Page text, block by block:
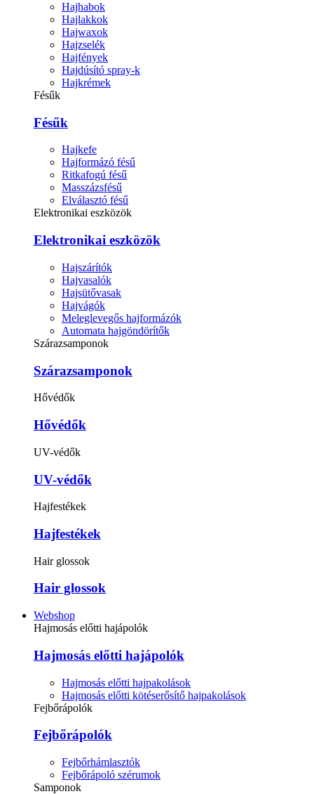
Hajhabok
Hajlakkok
Hajwaxok
Hajzselék
Hajfények
Hajdúsító spray-k
Hajkrémek
Fésűk
Fésűk
Hajkefe
Hajformázó fésű
Ritkafogú fésű
Masszázsfésű
Elválasztó fésű
Elektronikai eszközök
Elektronikai eszközök
Hajszárítók
Hajvasalók
Hajsütővasak
Hajvágók
Meleglevegős hajformázók
Automata hajgöndörítők
Szárazsamponok
Szárazsamponok
Hővédők
Hővédők
UV-védők
UV-védők
Hajfestékek
Hajfestékek
Hair glossok
Hair glossok
Webshop
Hajmosás előtti hajápolók
Hajmosás előtti hajápolók
Hajmosás előtti hajpakolások
Hajmosás előtti kötéserősítő hajpakolások
Fejbőrápolók
Fejbőrápolók
Fejbőrhámlasztók
Fejbőrápoló szérumok
Samponok